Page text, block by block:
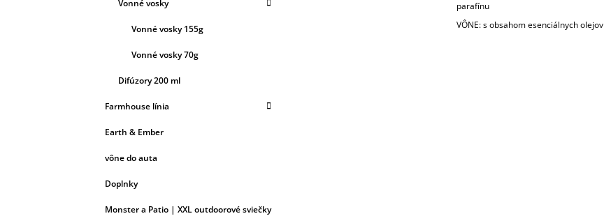
Vonné vosky
Vonné vosky 155g
Vonné vosky 70g
Difúzory 200 ml
Farmhouse línia
Earth & Ember
vône do auta
Doplnky
Monster a Patio | XXL outdoorové sviečky
parafínu
VÔNE: s obsahom esenciálnych olejov